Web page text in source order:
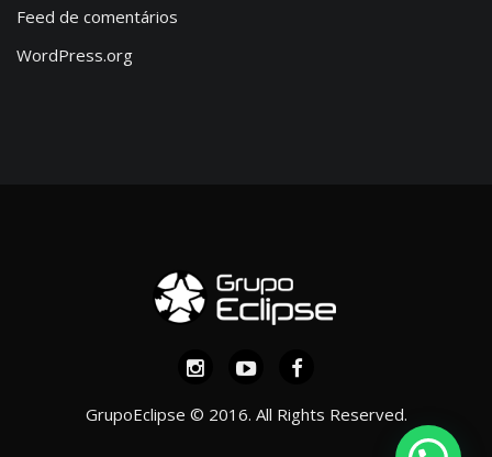
Feed de comentários
WordPress.org
GrupoEclipse © 2016. All Rights Reserved.